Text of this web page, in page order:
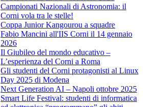
Campionati Nazionali di Astronomia: il
Corni vola tra le stelle!
Coppa Junior Kangourou a squadre
Fabio Mancini all'IIS Corni il 14 gennaio
2026
Il Giubileo del mondo educativo –
L’esperienza del Corni a Roma
Gli studenti del Corni protagonisti al Linux
Day 2025 di Modena
Next Generation AI – Napoli ottobre 2025
Smart Life Festival: studenti di informatica